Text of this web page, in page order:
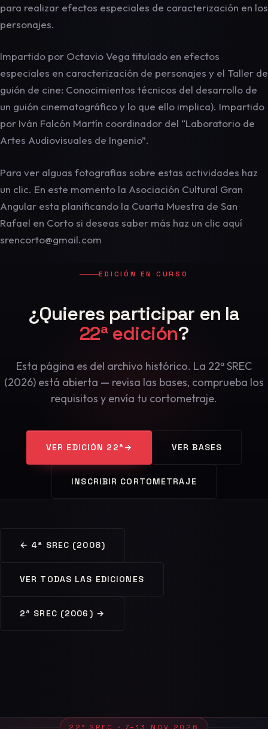
para realizar efectos especiales de caracterización en los
personajes.
Impartido por Octavio Vega titulado en efectos
especiales en caracterización de personajes y el Taller de
guión de cine: Conocimientos técnicos del desarrollo de
un guión cinematográfico y lo que ello implica). Impartido
por Iván Falcón Martín coordinador del “Laboratorio de
Artes Audiovisuales de Ingenio”.
Para ver alguas fotografias sobre estas actividades haz
un clic. En este momento la Asociación Cultural Gran
Angular esta planificando la Cuarta Muestra de San
Rafael en Corto si deseas saber más haz un clic aquí
srencorto@gmail.com
EDICIÓN EN CURSO
¿Quieres participar en la
22ª edición?
Esta página es del archivo histórico. La 22ª SREC
(2026) está abierta — revisa las bases, comprueba los
requisitos y envía tu cortometraje.
VER EDICIÓN 22ª→ VER BASES
INSCRIBIR CORTOMETRAJE
← 4ª SREC (2008)
VER TODAS LAS EDICIONES
2ª SREC (2006) →
22ª SREC · 7–13 NOV 2026